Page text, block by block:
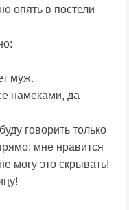
опять в постели
муж.
намеками, да
говорить только
мне нравится
могу это скрывать!